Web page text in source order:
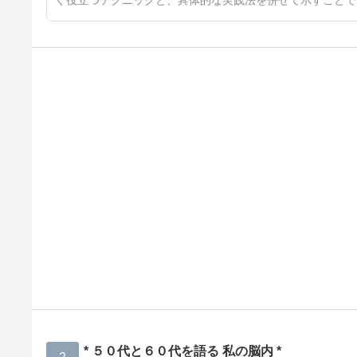
* ５０代と６０代を語る 私の脳内 *